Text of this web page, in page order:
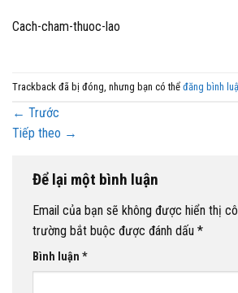
Cach-cham-thuoc-lao
Trackback đã bị đóng, nhưng bạn có thể đăng bình
← Trước
Tiếp theo →
Để lại một bình luận
Email của bạn sẽ không được hiển thị
trường bắt buộc được đánh dấu *
Bình luận *